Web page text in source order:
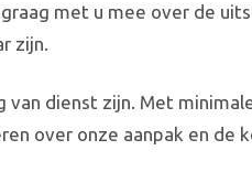
met u mee over de
zijn.
van dienst zijn. Met
over onze aanpak en de